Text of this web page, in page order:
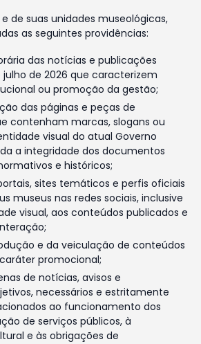
de suas unidades museológicas,
as seguintes providências:
das notícias e publicações
de 2026 que caracterizem
ou promoção da gestão;
das páginas e peças de
contenham marcas, slogans ou
visual do atual Governo
a integridade dos documentos
e históricos;
sites temáticos e perfis oficiais
museus nas redes sociais, inclusive
visual, aos conteúdos publicados e
e da veiculação de conteúdos
promocional;
de notícias, avisos e
necessários e estritamente
ao funcionamento dos
de serviços públicos, à
e às obrigações de